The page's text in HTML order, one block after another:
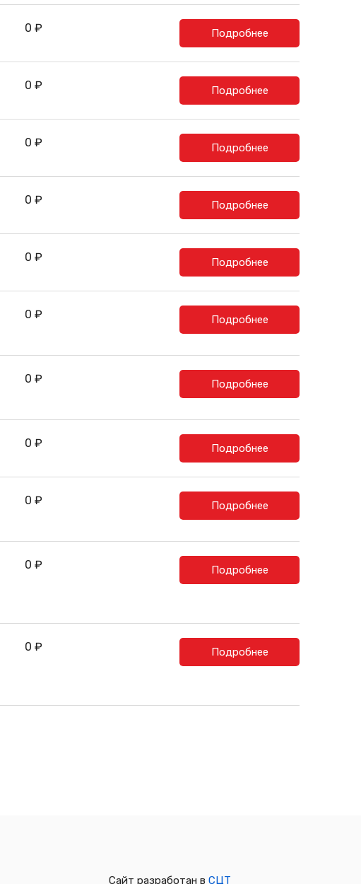
0 ₽ Подробнее
0 ₽ Подробнее
0 ₽ Подробнее
0 ₽ Подробнее
0 ₽ Подробнее
0 ₽ Подробнее
0 ₽ Подробнее
0 ₽ Подробнее
0 ₽ Подробнее
0 ₽ Подробнее
0 ₽ Подробнее
Сайт разработан в СЦТ